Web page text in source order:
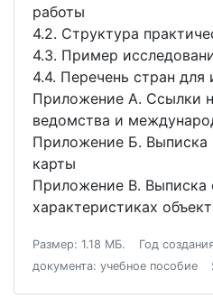
работы
4.2. Структура
4.3. Пример
4.4. Перечень стран для
Приложение А. Ссылки
ведомства и
Приложение Б. Выписка
карты
Приложение В. Выписка
характеристиках
Размер: 1.18 МБ. Год
документа: учебное пособие